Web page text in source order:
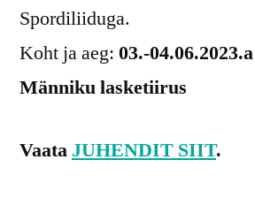
Spordiliiduga.
Koht ja aeg: 03.-
Männiku lasketiirus
Vaata JUHENDIT SIIT.